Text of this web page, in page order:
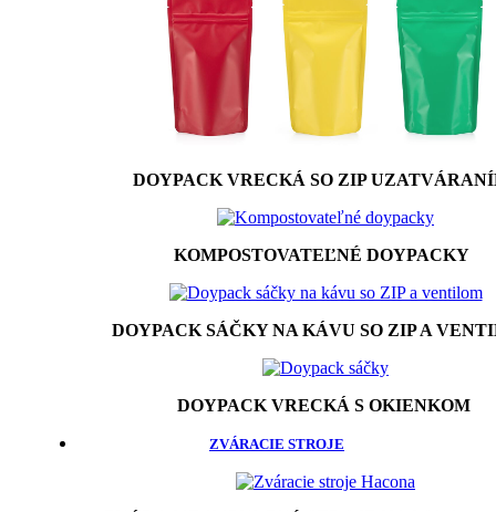
DOYPACK VRECKÁ SO ZIP
KOMPOSTOVATEĽNÉ DOYPACKY
DOYPACK SÁČKY NA KÁVU SO ZIP A
DOYPACK VRECKÁ S OKIENKOM
ZVÁRACIE STROJE